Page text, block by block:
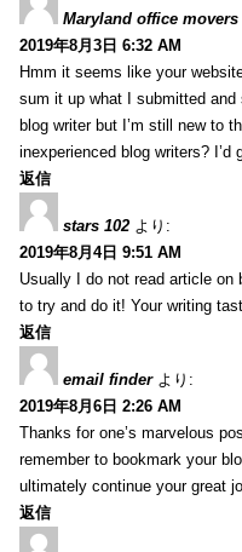
Maryland office movers
2019年8月3日 6:32 AM
Hmm it seems like your
sum it up what I submitted and
blog writer but I’m still new to
inexperienced blog writers? I’d
返信
stars 102 より:
2019年8月4日 9:51 AM
Usually I do not read article
to try and do it! Your writing
返信
email finder より:
2019年8月6日 2:26 AM
Thanks for one’s marvelous
remember to bookmark your
ultimately continue your great
返信